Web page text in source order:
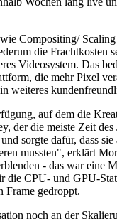
Compositing/
die Frachtkosten
Videosystem. Das
die mehr Pixel
weiteres
auf dem die
der die meiste Zeit des
sorgte dafür, dass
mussten", erklärt
- das war eine
CPU- und GPU-
Frame gedroppt.
noch an der